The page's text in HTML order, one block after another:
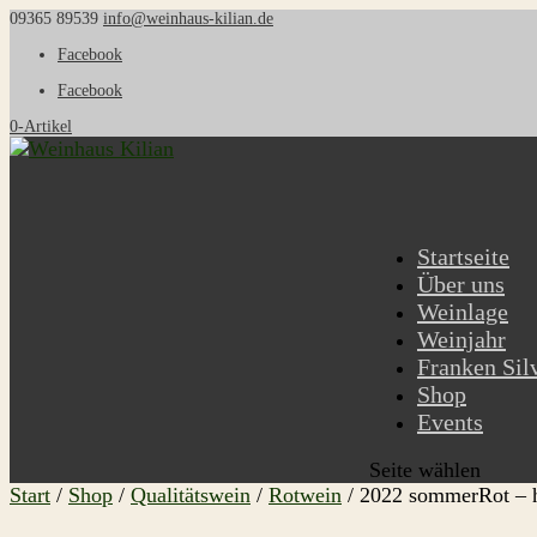
09365 89539 info@weinhaus-kilian.de
Facebook
Facebook
0-Artikel
Startseite
Über uns
Weinlage
Weinjahr
Franken
Shop
Events
Seite wählen
Start / Shop / Qualitätswein / Rotwein / 2022 sommerRot –